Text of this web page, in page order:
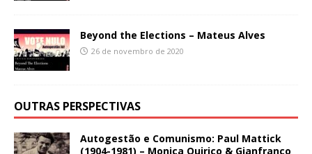
Beyond the Elections – Mateus Alves
26 de novembro de 2020
OUTRAS PERSPECTIVAS
Autogestão e Comunismo: Paul Mattick
(1904-1981) – Monica Quirico & Gianfranco